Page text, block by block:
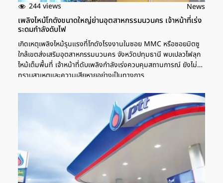
244 views News
เพลิงไหม้โกดังขนาดใหญ่ย่านอุตสาหกรรมนวนคร เจ้าหน้าที่เร่ง
ระดมกำลังดับไฟ
เกิดเหตุเพลิงไหม้รุนแรงที่โกดังโรงงานในซอย MMC หรือซอยมิตซู
ใกล้เขตส่งเสริมอุตสาหกรรมนวนคร จังหวัดปทุมธานี พบเปลวไฟลุก
ไหม้เต็มพื้นที่ เจ้าหน้าที่ดับเพลิงกำลังเร่งควบคุมสถานการณ์ ยังไม่
ทราบสาเหตุและความเสียหายอย่างเป็นทางการ